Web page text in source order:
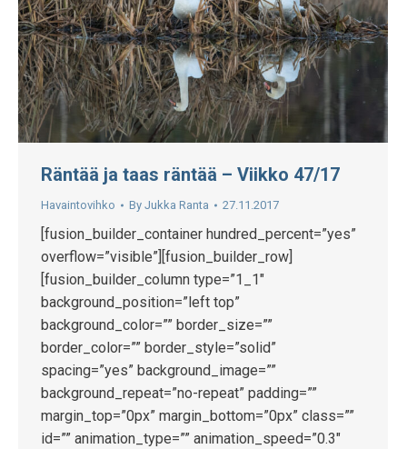
Räntää ja taas räntää – Viikko 47/17
Havaintovihko By Jukka Ranta 27.11.2017
[fusion_builder_container hundred_percent=”yes”
overflow=”visible”][fusion_builder_row]
[fusion_builder_column type=”1_1″
background_position=”left top”
background_color=”” border_size=””
border_color=”” border_style=”solid”
spacing=”yes” background_image=””
background_repeat=”no-repeat” padding=””
margin_top=”0px” margin_bottom=”0px” class=””
id=”” animation_type=”” animation_speed=”0.3″